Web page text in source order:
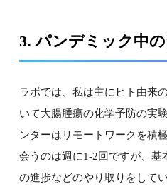
3. パンデミック中
ラボでは、私は主にヒト由来
いて大腸腫瘍の化学予防の実
ンターはリモートワークを積
会うのは週に1-2回ですが、基
の進捗などのやり取りをして